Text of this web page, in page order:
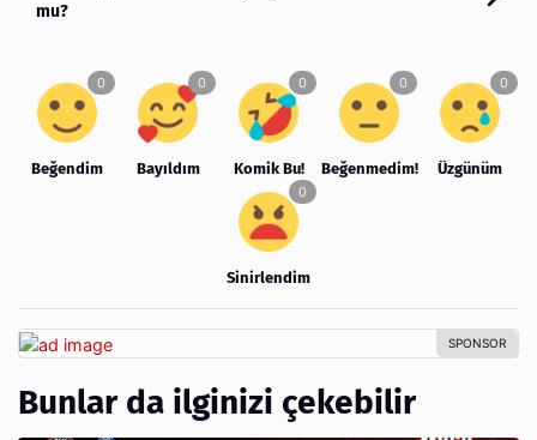
mu?
Beğendim Bayıldım Komik Bu! Beğenmedim! Üzgünüm
Sinirlendim
Bunlar da ilginizi çekebilir